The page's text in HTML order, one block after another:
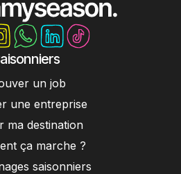
un job
une entreprise
ma destination
ça marche ?
saisonniers